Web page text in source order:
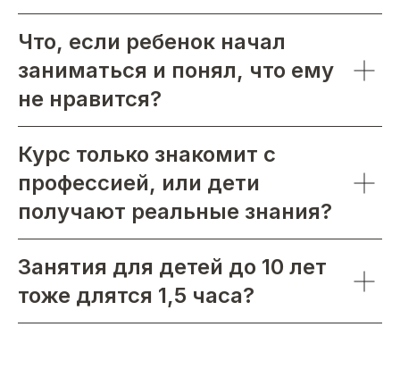
Что, если ребенок начал
заниматься и понял, что ему
не нравится?
Курс только знакомит с
профессией, или дети
получают реальные знания?
Занятия для детей до 10 лет
тоже длятся 1,5 часа?